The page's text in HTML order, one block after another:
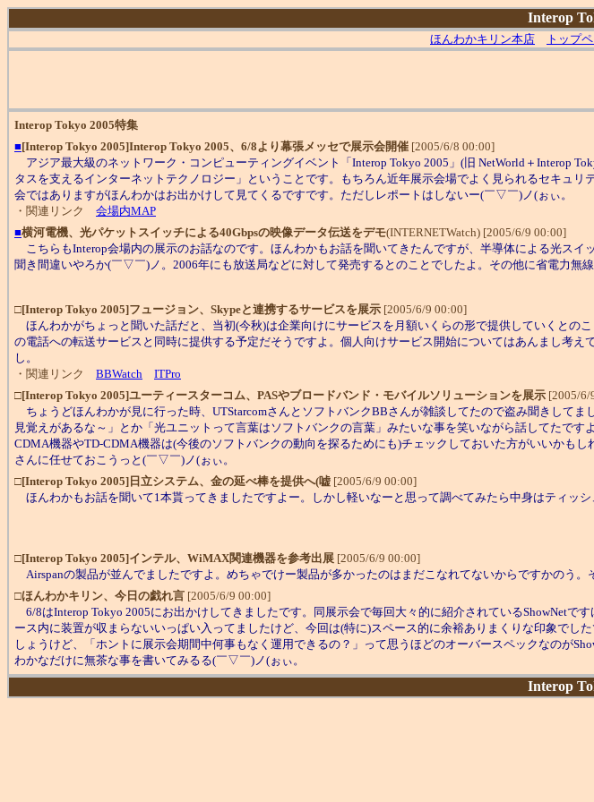
Interop
ほんわかキリン本店 トップ
Interop Tokyo 2005特集
■[Interop Tokyo 2005]Interop Tokyo 2005、6/8より幕張メッセで展示会開催 [2005/6/8 00:00]
アジア最大級のネットワーク・コンピューティングイベント「Interop Tokyo 2005」(旧 NetWorld＋Interop
タスを支えるインターネットテクノロジー」ということです。もちろん近年展示会場でよく見られるセキュ
会ではありますがほんわかはお出かけして見てくるですです。ただしレポートはしないー(￣▽￣)ノ(ぉぃ。
・関連リンク 会場内MAP
■横河電機、光パケットスイッチによる40Gbpsの映像データ伝送をデモ(INTERNETWatch) [2005/6/9 00:00]
こちらもInterop会場内の展示のお話なのです。ほんわかもお話を聞いてきたんですが、半導体による光ス
聞き間違いやろか(￣▽￣)ノ。2006年にも放送局などに対して発売するとのことでしたよ。その他に省電力無
□[Interop Tokyo 2005]フュージョン、Skypeと連携するサービスを展示 [2005/6/9 00:00]
ほんわかがちょっと聞いた話だと、当初(今秋)は企業向けにサービスを月額いくらの形で提供していくとの
の電話への転送サービスと同時に提供する予定だそうですよ。個人向けサービス開始についてはあんまし考
し。
・関連リンク BBWatch
ITPro
□[Interop Tokyo 2005]ユーティースターコム、PASやブロードバンド・モバイルソリューションを展示 [2005/6/
ちょうどほんわかが見に行った時、UTStarcomさんとソフトバンクBBさんが雑談してたので盗み聞きして
見覚えがあるな～」とか「光ユニットって言葉はソフトバンクの言葉」みたいな事を笑いながら話してたで
CDMA機器やTD-CDMA機器は(今後のソフトバンクの動向を探るためにも)チェックしておいた方がいいかも
さんに任せておこうっと(￣▽￣)ノ(ぉぃ。
□[Interop Tokyo 2005] 日立システム、金の延べ棒を提供へ(嘘 [2005/6/9 00:00]
ほんわかもお話を聞いて1本貰ってきましたですよー。しかし軽いなーと思って調べてみたら中身はティッシ
□[Interop Tokyo 2005]インテル、WiMAX関連機器を参考出展 [2005/6/9 00:00]
Airspanの製品が並んでましたですよ。めちゃでけー製品が多かったのはまだこなれてないからですかのう
□ほんわかキリン、今日の戯れ言 [2005/6/9 00:00]
6/8はInterop Tokyo 2005にお出かけしてきましたです。同展示会で毎回大々的に紹介されているShowNetで
ース内に装置が収まらないいっぱい入ってましたけど、今回は(特に)スペース的に余裕ありまくりな印象でし
しょうけど、「ホントに展示会期間中何事もなく運用できるの？」って思うほどのオーバースペックなのが
わかなだけに無茶な事を書いてみるる(￣▽￣)ノ(ぉぃ。
Interop